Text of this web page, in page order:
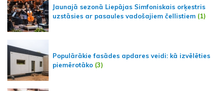
Jaunajā sezonā Liepājas Simfoniskais orķestris
uzstāsies ar pasaules vadošajiem čellistiem (1)
Populārākie fasādes apdares veidi: kā izvēlēties
piemērotāko (3)